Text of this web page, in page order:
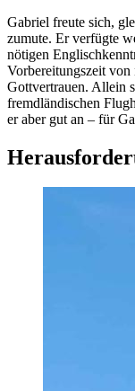
Gabriel freute sich,
zumute. Er verfügte
nötigen
Vorbereitungszeit von
Gottvertrauen. Allein
fremdländischen
er aber gut an – für